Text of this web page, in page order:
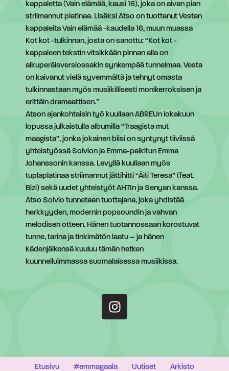
kappaletta (Vain elämää, kausi 16), joka on aivan pian
striimannut platinaa. Lisäksi Atso on tuottanut Vestan
kappaleita Vain elämää -kaudella 16, muun muassa
Kot kot -tulkinnan, josta on sanottu: “Kot kot -
kappaleen tekstin vitsikkään pinnan alla on
alkuperäisversiossakin synkempää tunnelmaa. Vesta
on kaivanut vielä syvemmältä ja tehnyt omasta
tulkinnastaan myös musiikillisesti monikerroksisen ja
erittäin dramaattisen.”
Atson ajankohtaisin työ kuullaan ABREUn lokakuun
lopussa julkaistulla albumilla “Traagista mut
maagista”, jonka jokainen biisi on syntynyt tiiviissä
yhteistyössä Soivion ja Emma-palkitun Emma
Johanssonin kanssa. Levyllä kuullaan myös
tuplaplatinaa striimannut jättihitti “Äiti Teresa” (feat.
Bizi) sekä uudet yhteistyöt AHTIn ja Senyan kanssa.
Atso Soivio tunnetaan tuottajana, joka yhdistää
herkkyyden, modernin popsoundin ja vahvan
melodisen otteen. Hänen tuotannossaan korostuvat
tunne, tarina ja tinkimätön laatu – ja hänen
kädenjälkensä kuuluu tämän hetken
kuunnelluimmassa suomalaisessa musiikissa.
Etusivu #emmagaala Uutiset Arkisto